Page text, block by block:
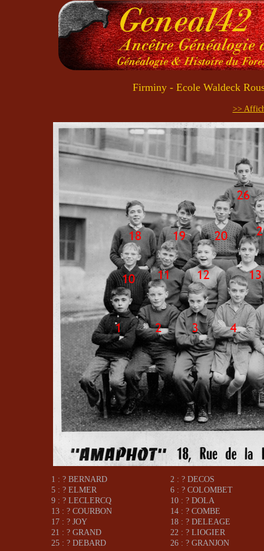
Firminy - Ecole Waldeck
>>
1 : ? BERNARD
2 : ? DECOS
5 : ? ELMER
6 : ? COLOMBET
9 : ? LECLERCQ
10 : ? DOLA
13 : ? COURBON
14 : ? COMBE
17 : ? JOY
18 : ? DELEAGE
21 : ? GRAND
22 : ? LIOGIER
25 : ? DEBARD
26 : ? GRANJON